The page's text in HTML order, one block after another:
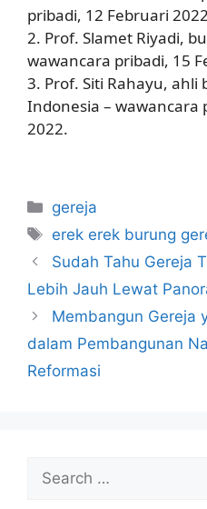
pribadi, 12 Februari
2. Prof. Slamet Riyadi,
wawancara pribadi, 15
3. Prof. Siti Rahayu,
Indonesia – wawancara
2022.
Categories
gereja
Tags
erek erek burung
Sudah Tahu Gereja
Lebih Jauh Lewat
Membangun Gereja
dalam Pembangunan
Reformasi
Search
for: